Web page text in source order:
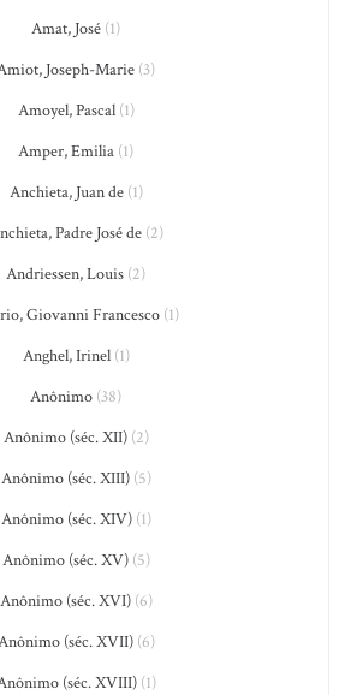
Amat, José (1)
Joseph-Marie (3)
Amoyel, Pascal(1)
Amper, Emilia (1)
Anchieta, Juan de(1)
Padre José de(2)
Andriessen, Louis (2)
Giovanni Francesco(1)
Anghel, Irinel(1)
Anônimo (38)
Anônimo (séc. XII)(2)
Anônimo (séc. XIII)(5)
Anônimo (séc. XIV)(1)
Anônimo (séc. XV)(5)
Anônimo (séc. XVI)(6)
(séc. XVII)(6)
(séc. XVIII)(1)